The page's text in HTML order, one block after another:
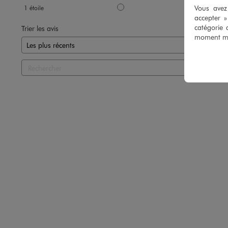
1 étoile 0
Trier les avis
Vous
accepter
catégorie
moment